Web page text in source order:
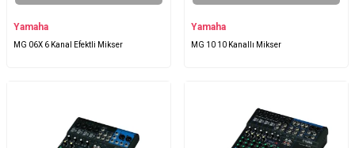
Yamaha
MG 06X 6 Kanal Efektli Mikser
Yamaha
MG 10 10 Kanallı Mikser